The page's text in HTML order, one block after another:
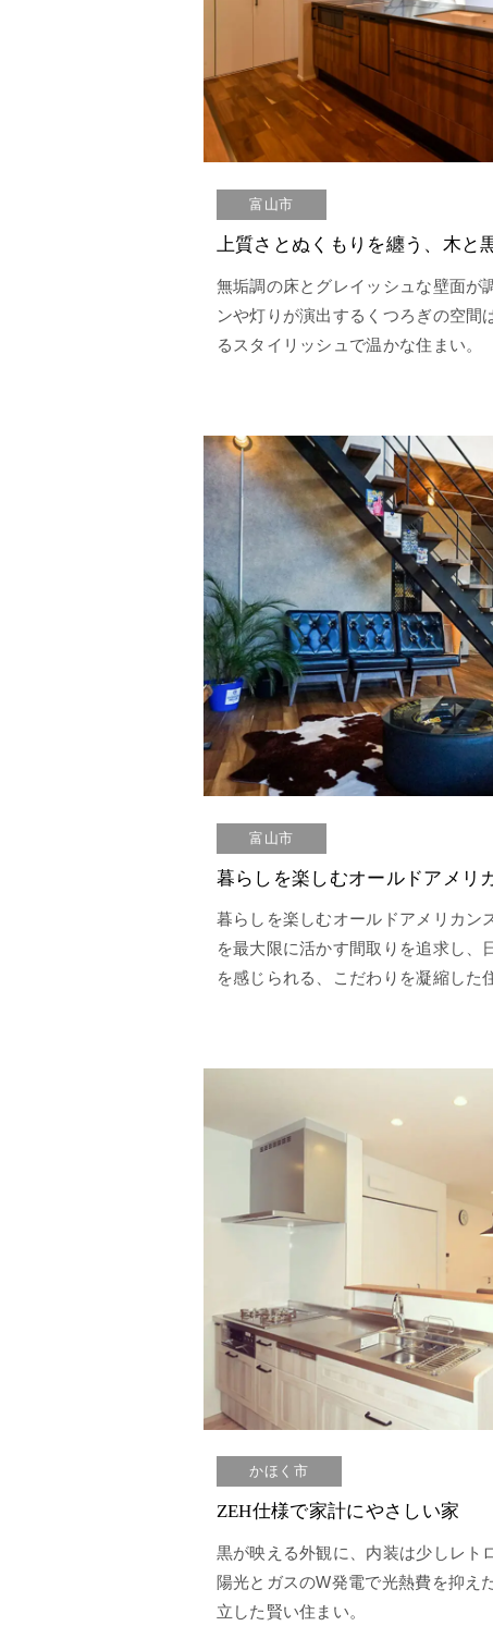
富山市
上質さとぬくもりを纏う、木と
無垢調の床とグレイッシュな壁面が
ンや灯りが演出するくつろぎの空間
るスタイリッシュで温かな住まい。
富山市
暮らしを楽しむオールドアメリ
暮らしを楽しむオールドアメリカン
を最大限に活かす間取りを追求し、
を感じられる、こだわりを凝縮した
かほく市
ZEH仕様で家計にやさしい家
黒が映える外観に、内装は少しレト
陽光とガスのW発電で光熱費を抑え
立した賢い住まい。